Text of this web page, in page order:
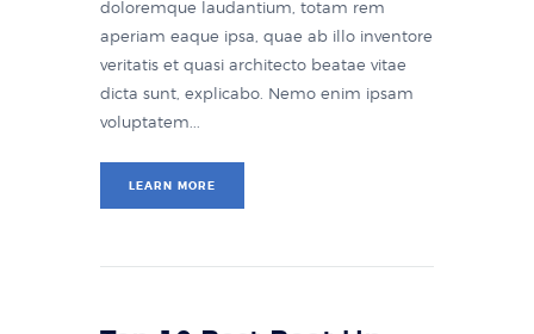
doloremque laudantium, totam rem
aperiam eaque ipsa, quae ab illo inventore
veritatis et quasi architecto beatae vitae
dicta sunt, explicabo. Nemo enim ipsam
voluptatem...
LEARN MORE